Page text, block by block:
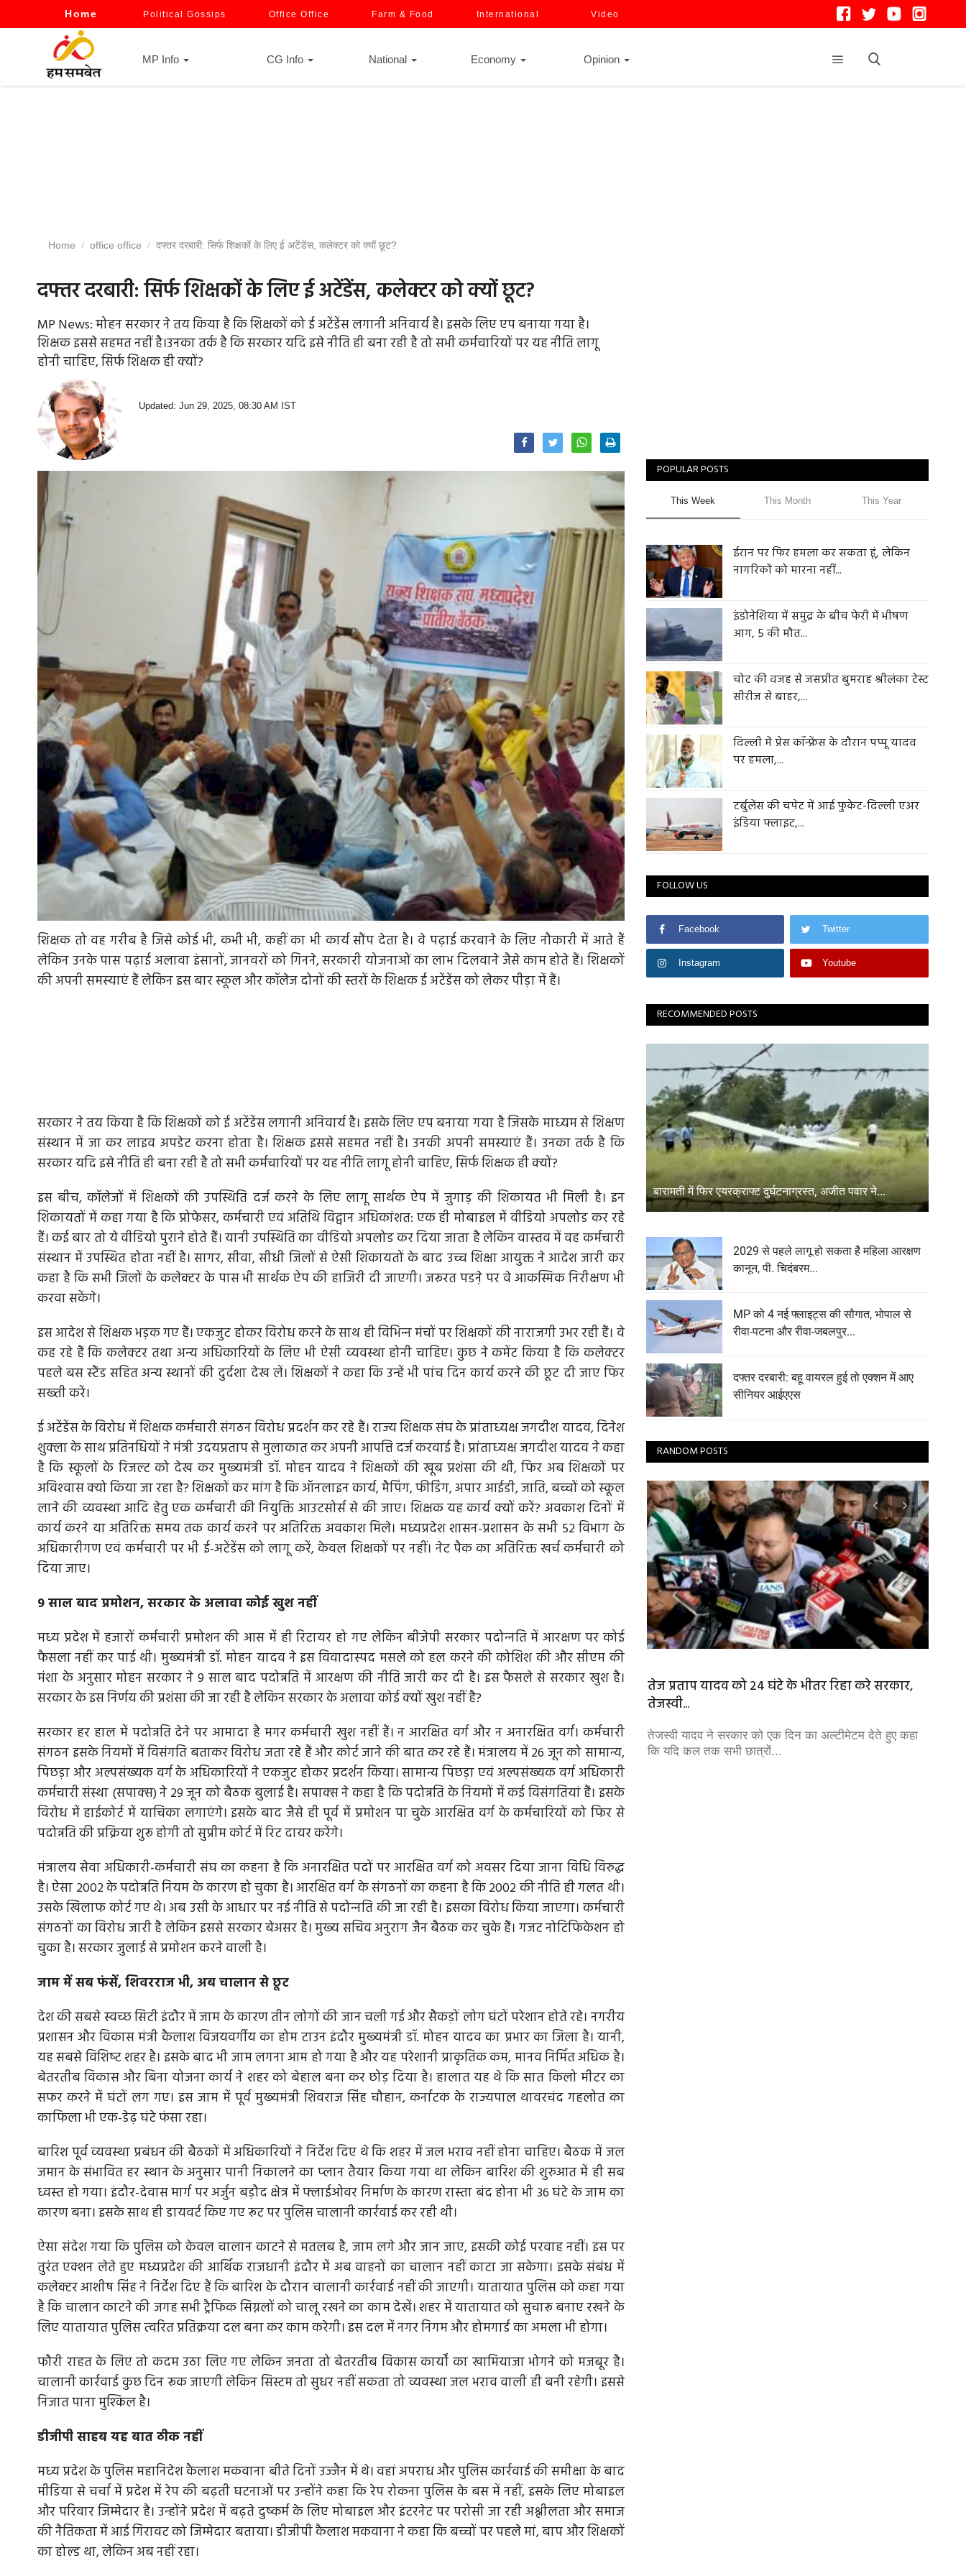
Home Political Gossips Office Office Farm & Food International Video
MP Info CG Info National Economy Opinion
Home office office दफ्तर दरबारी: सिर्फ शिक्षकों के लिए ई अटेंडेंस, कलेक्टर को क्यों छूट?
दफ्तर दरबारी: सिर्फ शिक्षकों के लिए ई अटेंडेंस, कलेक्टर को क्यों छूट?
MP News: मोहन सरकार ने तय किया है कि शिक्षकों को ई अटेंडेंस लगानी अनिवार्य है। इसके लिए एप बनाया गया है।
शिक्षक इससे सहमत नहीं है।उनका तर्क है कि सरकार यदि इसे नीति ही बना रही है तो सभी कर्मचारियों पर यह नीति लागू
होनी चाहिए, सिर्फ शिक्षक ही क्‍यों?
Updated: Jun 29, 2025, 08:30 AM IST
शिक्षक तो वह गरीब है जिसे कोई भी, कभी भी, कहीं का भी कार्य सौंप देता है। वे पढ़ाई करवाने के लिए नौकारी में आते हैं
लेकिन उनके पास पढ़ाई अलावा इंसानों, जानवरों को गिनने, सरकारी योजनाओं का लाभ दिलवाने जैसे काम होते हैं। शिक्षकों
की अपनी समस्‍याएं हैं लेकिन इस बार स्‍कूल और कॉलेज दोनों की स्‍तरों के शिक्षक ई अटेंडेंस को लेकर पीड़ा में हैं।
सरकार ने तय किया है कि शिक्षकों को ई अटेंडेंस लगानी अनिवार्य है। इसके लिए एप बनाया गया है जिसके माध्‍यम से शिक्षण
संस्‍थान में जा कर लाइव अपडेट करना होता है। शिक्षक इससे सहमत नहीं है। उनकी अपनी समस्‍याएं हैं। उनका तर्क है कि
सरकार यदि इसे नीति ही बना रही है तो सभी कर्मचारियों पर यह नीति लागू होनी चाहिए, सिर्फ शिक्षक ही क्‍यों?
इस बीच, कॉलेजों में शिक्षकों की उपस्थिति दर्ज करने के लिए लागू सार्थक ऐप में जुगाड़ की शिकायत भी मिली है। इन
शिकायतों में कहा गया है कि प्रोफेसर, कर्मचारी एवं अतिथि विद्वान अधिकांशत: एक ही मोबाइल में वीडियो अपलोड कर रहे
हैं। कई बार तो ये वीडियो पुराने होते हैं। यानी उपस्थिति का वीडियो अपलोड कर दिया जाता है लेकिन वास्‍तव में वह कर्मचारी
संस्‍थान में उपस्थित होता नहीं है। सागर, सीवा, सीधी जिलों से ऐसी शिकायतों के बाद उच्च शिक्षा आयुक्त ने आदेश जारी कर
कहा है कि सभी जिलों के कलेक्टर के पास भी सार्थक ऐप की हाजिरी दी जाएगी। जरूरत पडऩे पर वे आकस्मिक निरीक्षण भी
करवा सकेंगे।
इस आदेश से शिक्षक भड़क गए हैं। एकजुट होकर विरोध करने के साथ ही विभिन्‍न मंचों पर शिक्षकों की नाराजगी उभर रही हैं। वे
कह रहे हैं कि कलेक्‍टर तथा अन्‍य अधिकारियों के लिए भी ऐसी व्‍यवस्‍था होनी चाहिए। कुछ ने कमेंट किया है कि कलेक्‍टर
पहले बस स्‍टैंड सहित अन्‍य स्‍थानों की दुर्दशा देख लें। शिक्षकों ने कहा कि उन्‍हें भी पांच दिन कार्य करने की छूट दी जाए फिर
सख्‍ती करें।
ई अटेंडेंस के विरोध में शिक्षक कर्मचारी संगठन विरोध प्रदर्शन कर रहे हैं। राज्‍य शिक्षक संघ के प्रांताध्‍यक्ष जगदीश यादव, दिनेश
शुक्‍ला के साथ प्रतिनधियों ने मंत्री उदयप्रताप से मुलाकात कर अपनी आपत्ति दर्ज करवाई है। प्रांताध्‍यक्ष जगदीश यादव ने कहा
है कि स्‍कूलों के रिजल्‍ट को देख कर मुख्‍यमंत्री डॉ. मोहन यादव ने शिक्षकों की खूब प्रशंसा की थी, फिर अब शिक्षकों पर
अविश्‍वास क्‍यो किया जा रहा है? शिक्षकों कर मांग है कि ऑनलाइन कार्य, मैपिंग, फीडिंग, अपार आईडी, जाति, बच्चों को स्कूल
लाने की व्यवस्था आदि हेतु एक कर्मचारी की नियुक्ति आउटसोर्स से की जाए। शिक्षक यह कार्य क्‍यों करें? अवकाश दिनों में
कार्य करने या अतिरिक्त समय तक कार्य करने पर अतिरिक्त अवकाश मिले। मध्यप्रदेश शासन-प्रशासन के सभी 52 विभाग के
अधिकारीगण एवं कर्मचारी पर भी ई-अटेंडेंस को लागू करें, केवल शिक्षकों पर नहीं। नेट पैक का अतिरिक्त खर्च कर्मचारी को
दिया जाए।
9 साल बाद प्रमोशन, सरकार के अलावा कोई खुश नहीं
मध्‍य प्रदेश में हजारों कर्मचारी प्रमोशन की आस में ही रिटायर हो गए लेकिन बीजेपी सरकार पदोन्‍नति में आरक्षण पर कोई
फैसला नहीं कर पाई थी। मुख्‍यमंत्री डॉ. मोहन यादव ने इस विवादास्‍पद मसले को हल करने की कोशिश की और सीएम की
मंशा के अनुसार मोहन सरकार ने 9 साल बाद पदोन्नति में आरक्षण की नीति जारी कर दी है। इस फैसले से सरकार खुश है।
सरकार के इस निर्णय की प्रशंसा की जा रही है लेकिन सरकार के अलावा कोई क्‍यों खुश नहीं है?
सरकार हर हाल में पदोन्नति देने पर आमादा है मगर कर्मचारी खुश नहीं हैं। न आरक्षित वर्ग और न अनारक्षित वर्ग। कर्मचारी
संगठन इसके नियमों में विसंगति बताकर विरोध जता रहे हैं और कोर्ट जाने की बात कर रहे हैं। मंत्रालय में 26 जून को सामान्य,
पिछड़ा और अल्पसंख्यक वर्ग के अधिकारियों ने एकजुट होकर प्रदर्शन किया। सामान्य पिछड़ा एवं अल्पसंख्यक वर्ग अधिकारी
कर्मचारी संस्था (सपाक्‍स) ने 29 जून को बैठक बुलाई है। सपाक्‍स ने कहा है कि पदोन्नति के नियमों में कई विसंगतियां हैं। इसके
विरोध में हाईकोर्ट में याचिका लगाएंगे। इसके बाद जैसे ही पूर्व में प्रमोशन पा चुके आरक्षित वर्ग के कर्मचारियों को फिर से
पदोन्नति की प्रक्रिया शुरू होगी तो सुप्रीम कोर्ट में रिट दायर करेंगे।
मंत्रालय सेवा अधिकारी-कर्मचारी संघ का कहना है कि अनारक्षित पदों पर आरक्षित वर्ग को अवसर दिया जाना विधि विरुद्ध
है। ऐसा 2002 के पदोन्नति नियम के कारण हो चुका है। आरक्षित वर्ग के संगठनों का कहना है कि 2002 की नीति ही गलत थी।
उसके खिलाफ कोर्ट गए थे। अब उसी के आधार पर नई नीति से पदोन्‍नति की जा रही है। इसका विरोध किया जाएगा। कर्मचारी
संगठनों का विरोध जारी है लेकिन इससे सरकार बेअसर है। मुख्‍य सचिव अनुराग जैन बैठक कर चुके हैं। गजट नोटिफिकेशन हो
चुका है। सरकार जुलाई से प्रमोशन करने वाली है।
जाम में सब फंसें, शिवरराज भी, अब चालान से छूट
देश की सबसे स्‍वच्‍छ सिटी इंदौर में जाम के कारण तीन लोगों की जान चली गई और सैकड़ों लोग घंटों परेशान होते रहे। नगरीय
प्रशासन और विकास मंत्री कैलाश विजयवर्गीय का होम टाउन इंदौर मुख्‍यमंत्री डॉ. मोहन यादव का प्रभार का जिला है। यानी,
यह सबसे विशिष्‍ट शहर है। इसके बाद भी जाम लगना आम हो गया है और यह परेशानी प्राकृतिक कम, मानव निर्मित अधिक है।
बेतरतीब विकास और बिना योजना कार्य ने शहर को बेहाल बना कर छोड़ दिया है। हालात यह थे कि सात किलो मीटर का
सफर करने में घंटों लग गए। इस जाम में पूर्व मुख्‍यमंत्री शिवराज सिंह चौहान, कर्नाटक के राज्‍यपाल थावरचंद गहलोत का
काफिला भी एक-डेढ़ घंटे फंसा रहा।
बारिश पूर्व व्‍यवस्‍था प्रबंधन की बैठकों में अधिकारियों ने निर्देश दिए थे कि शहर में जल भराव नहीं होना चाहिए। बैठक में जल
जमान के संभावित हर स्‍थान के अनुसार पानी निकालने का प्‍लान तैयार किया गया था लेकिन बारिश की शुरुआत में ही सब
ध्‍वस्‍त हो गया। इंदौर-देवास मार्ग पर अर्जुन बड़ौद क्षेत्र में फ्लाईओवर निर्माण के कारण रास्‍ता बंद होना भी 36 घंटे के जाम का
कारण बना। इसके साथ ही डायवर्ट किए गए रूट पर पुलिस चालानी कार्रवाई कर रही थी।
ऐसा संदेश गया कि पुलिस को केवल चालान काटने से मतलब है, जाम लगे और जान जाए, इसकी कोई परवाह नहीं। इस पर
तुरंत एक्‍शन लेते हुए मध्यप्रदेश की आर्थिक राजधानी इंदौर में अब वाहनों का चालान नहीं काटा जा सकेगा। इसके संबंध में
कलेक्टर आशीष सिंह ने निर्देश दिए हैं कि बारिश के दौरान चालानी कार्रवाई नहीं की जाएगी। यातायात पुलिस को कहा गया
है कि चालान काटने की जगह सभी ट्रैफिक सिग्नलों को चालू रखने का काम देखें। शहर में यातायात को सुचारू बनाए रखने के
लिए यातायात पुलिस त्‍वरित प्रतिक्रया दल बना कर काम करेगी। इस दल में नगर निगम और होमगार्ड का अमला भी होगा।
फौरी राहत के लिए तो कदम उठा लिए गए लेकिन जनता तो बेतरतीब विकास कार्यों का खामियाजा भोगने को मजबूर है।
चालानी कार्रवाई कुछ दिन रूक जाएगी लेकिन सिस्टम तो सुधर नहीं सकता तो व्यवस्था जल भराव वाली ही बनी रहेगी। इससे
निजात पाना मुश्किल है।
डीजीपी साहब यह बात ठीक नहीं
मध्‍य प्रदेश के पुलिस महानिदेश कैलाश मकवाना बीते दिनों उज्‍जैन में थे। वहां अपराध और पुलिस कार्रवाई की समीक्षा के बाद
मीडिया से चर्चा में प्रदेश में रेप की बढ़ती घटनाओं पर उन्होंने कहा कि रेप रोकना पुलिस के बस में नहीं, इसके लिए मोबाइल
और परिवार जिम्मेदार है। उन्होंने प्रदेश में बढ़ते दुष्कर्म के लिए मोबाइल और इंटरनेट पर परोसी जा रही अश्लीलता और समाज
की नैतिकता में आई गिरावट को जिम्मेदार बताया। डीजीपी कैलाश मकवाना ने कहा कि बच्चों पर पहले मां, बाप और शिक्षकों
का होल्ड था, लेकिन अब नहीं रहा।
POPULAR POSTS
This Week This Month This Year
ईरान पर फिर हमला कर सकता हूं, लेकिन
नागरिकों को मारना नहीं...
इंडोनेशिया में समुद्र के बीच फेरी में भीषण
आग, 5 की मौत...
चोट की वजह से जसप्रीत बुमराह श्रीलंका टेस्ट
सीरीज से बाहर,...
दिल्ली में प्रेस कॉन्फ्रेंस के दौरान पप्पू यादव
पर हमला,...
टर्बुलेंस की चपेट में आई फुकेट-दिल्ली एअर
इंडिया फ्लाइट,...
FOLLOW US
Facebook Twitter
Instagram Youtube
RECOMMENDED POSTS
बारामती में फिर एयरक्राफ्ट दुर्घटनाग्रस्त, अजीत पवार ने...
2029 से पहले लागू हो सकता है महिला आरक्षण
कानून, पी. चिदंबरम...
MP को 4 नई फ्लाइट्स की सौगात, भोपाल से
रीवा-पटना और रीवा-जबलपुर...
दफ्तर दरबारी: बहू वायरल हुई तो एक्शन में आए
सीनियर आईएएस
RANDOM POSTS
आँसुओं से भरे दिए में डूब गई दिवाली
हैं। अयोध्या से लेकर उज्जैन...
नरोत्तम मिश्रा को बड़ा झटका, BJP ने आशुतोष तिवारी को
बनाया...
दतिया विधानसभा सीट पर होने वाले उपचुनाव के लिए बीजेपी ने
आशुतोष तिवारी को उम्मीदवार...
तेज प्रताप यादव को 24 घंटे के भीतर रिहा करे सरकार,
तेजस्वी...
तेजस्वी यादव ने सरकार को एक दिन का अल्टीमेटम देते हुए कहा
कि यदि कल तक सभी छात्रों...